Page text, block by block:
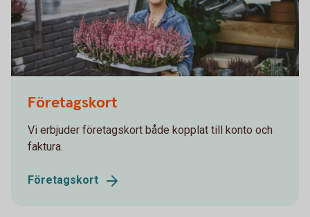
Företagskort
Vi erbjuder företagskort både kopplat till konto och
faktura.
Företagskort